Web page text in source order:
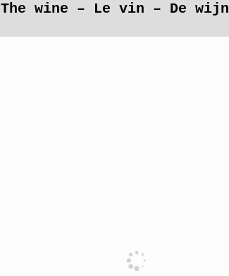
The wine – Le vin – De wijn